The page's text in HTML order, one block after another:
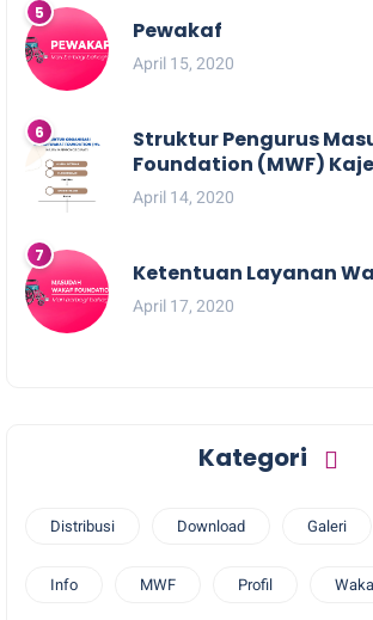
Pewakaf
April 15, 2020
Struktur Pengurus
Foundation (MWF)
April 14, 2020
Ketentuan Layanan
April 17, 2020
Kategori
Distribusi Download Galeri
Info MWF Profil